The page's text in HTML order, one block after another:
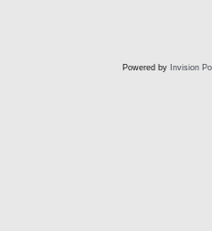
Powered by Invision